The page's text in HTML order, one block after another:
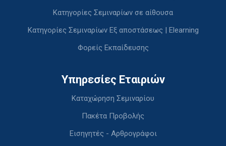
Κατηγορίες Σεμιναρίων σε αίθουσα
Κατηγορίες Σεμιναρίων Εξ αποστάσεως | Elearning
Φορείς Εκπαίδευσης
Υπηρεσίες Εταιριών
Καταχώρηση Σεμιναρίου
Πακέτα Προβολής
Εισηγητές - Αρθρογράφοι